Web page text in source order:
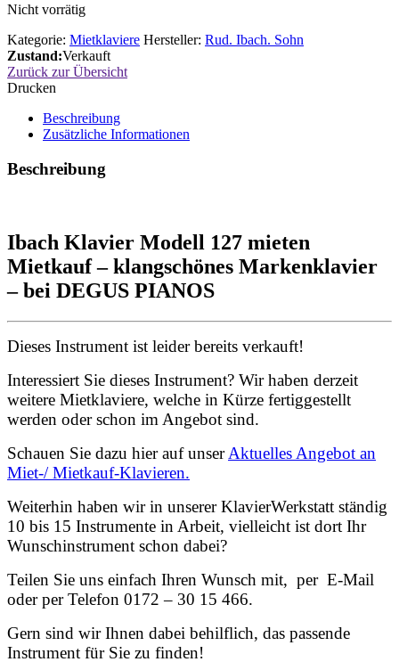
Nicht vorrätig
Kategorie: Mietklaviere Hersteller: Rud. Ibach. Sohn
Zustand:Verkauft
Zurück zur Übersicht
Drucken
Beschreibung
Zusätzliche Informationen
Beschreibung
Ibach Klavier Modell 127 mieten
Mietkauf – klangschönes Markenklavier
– bei DEGUS PIANOS
Dieses Instrument ist leider bereits verkauft!
Interessiert Sie dieses Instrument? Wir haben derzeit
weitere Mietklaviere, welche in Kürze fertiggestellt
werden oder schon im Angebot sind.
Schauen Sie dazu hier auf unserAktuelles Angebot an
Miet-/ Mietkauf-Klavieren.
Weiterhin haben wir in unserer KlavierWerkstatt ständig
10 bis 15 Instrumente in Arbeit, vielleicht ist dort Ihr
Wunschinstrument schon dabei?
Teilen Sie uns einfach Ihren Wunsch mit, per E-Mail
oder per Telefon 0172 – 30 15 466.
Gern sind wir Ihnen dabei behilflich, das passende
Instrument für Sie zu finden!